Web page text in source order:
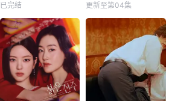
已完结 更新至第04集